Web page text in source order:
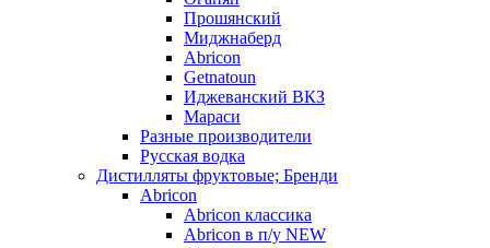
Прошянский
Миджнаберд
Abricon
Getnatoun
Иджеванский ВКЗ
Мараси
Разные производители
Русская водка
Дистилляты фруктовые; Бренди
Abricon
Abricon классика
Abricon в п/у NEW